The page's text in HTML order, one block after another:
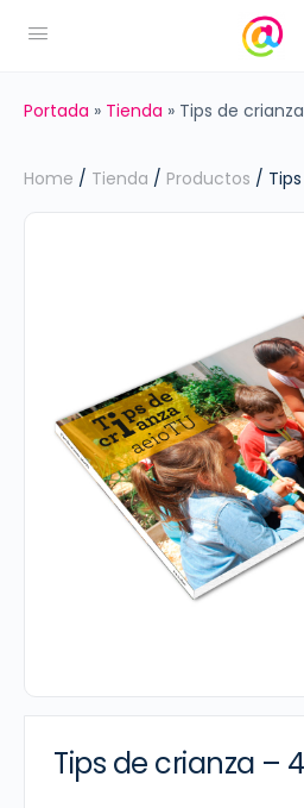
Portada » Tienda » Tips de
Home / Tienda / Productos /
Tips de crianza –